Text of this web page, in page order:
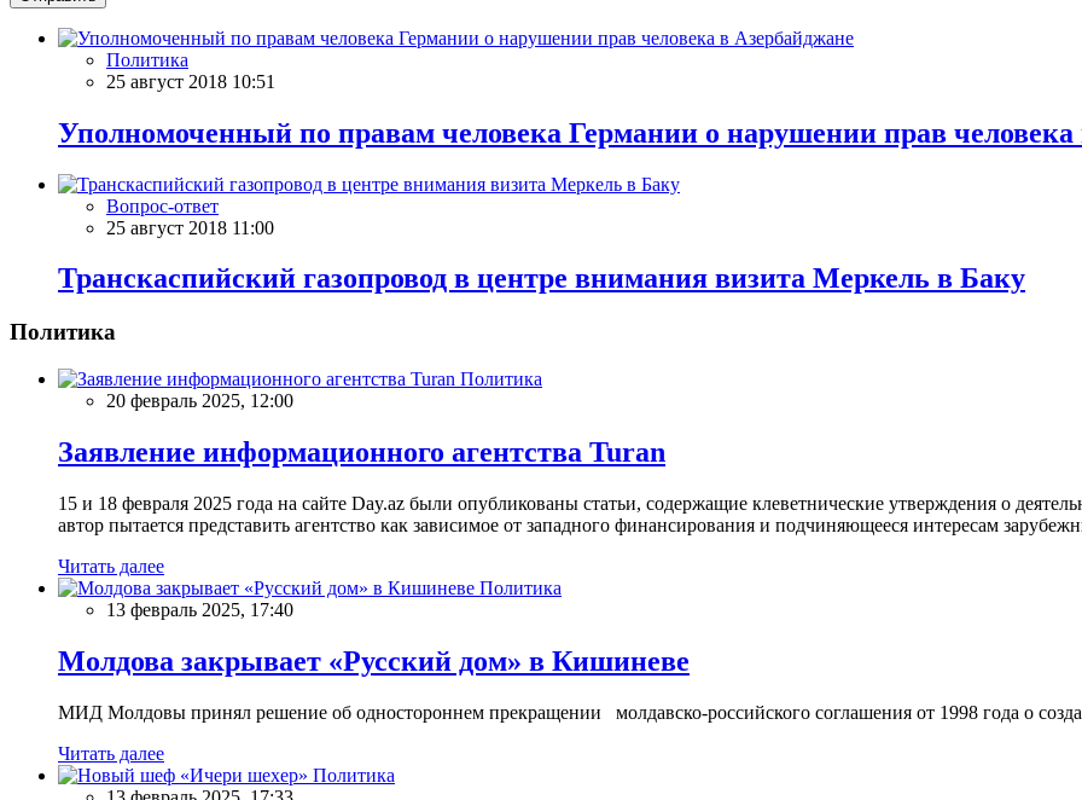
Политика
25 август 2018 10:51
Уполномоченный по правам человека Германии о нарушении прав человека
Вопрос-ответ
25 август 2018 11:00
Транскаспийский газопровод в центре внимания визита Меркель в Баку
Политика
Политика
20 февраль 2025, 12:00
Заявление информационного агентства Turan
15 и 18 февраля 2025 года на сайте Day.az были опубликованы статьи, содержащие клеветнические утверждения о
автор пытается представить агентство как зависимое от западного финансирования и подчиняющееся интересам
Читать далее
Политика
13 февраль 2025, 17:40
Молдова закрывает «Русский дом» в Кишиневе
МИД Молдовы принял решение об одностороннем прекращении молдавско-российского соглашения от 1998 года о
Читать далее
Политика